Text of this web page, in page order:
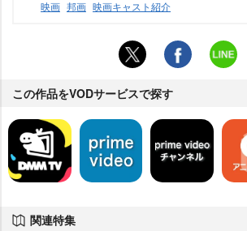
映画 邦画 映画キャスト紹介
この作品をVODサービスで探す
関連特集